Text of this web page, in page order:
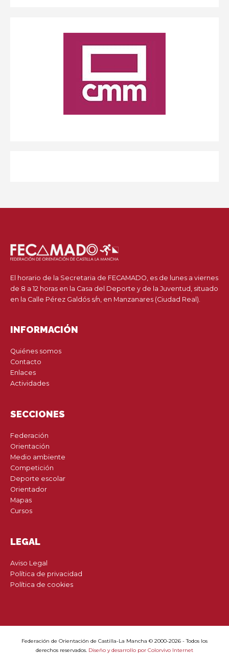
El horario de la Secretaria de FECAMADO, es de lunes a viernes
de 8 a 12 horas en la Casa del Deporte y de la Juventud, situado
en la Calle Pérez Galdós s/n, en Manzanares (Ciudad Real).
INFORMACIÓN
Quiénes somos
Contacto
Enlaces
Actividades
SECCIONES
Federación
Orientación
Medio ambiente
Competición
Deporte escolar
Orientador
Mapas
Cursos
LEGAL
Aviso Legal
Política de privacidad
Política de cookies
Federación de Orientación de Castilla-La Mancha © 2000-2026 - Todos los
derechos reservados. Diseño y desarrollo por Colorvivo Internet